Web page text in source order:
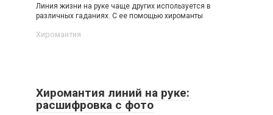
Линия жизни на руке чаще других используется в
различных гаданиях. С ее помощью хироманты
Хиромантия
Хиромантия линий на руке:
расшифровка с фото